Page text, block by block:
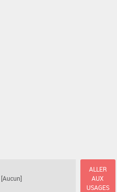
[Aucun]
ALLER
AUX
USAGES